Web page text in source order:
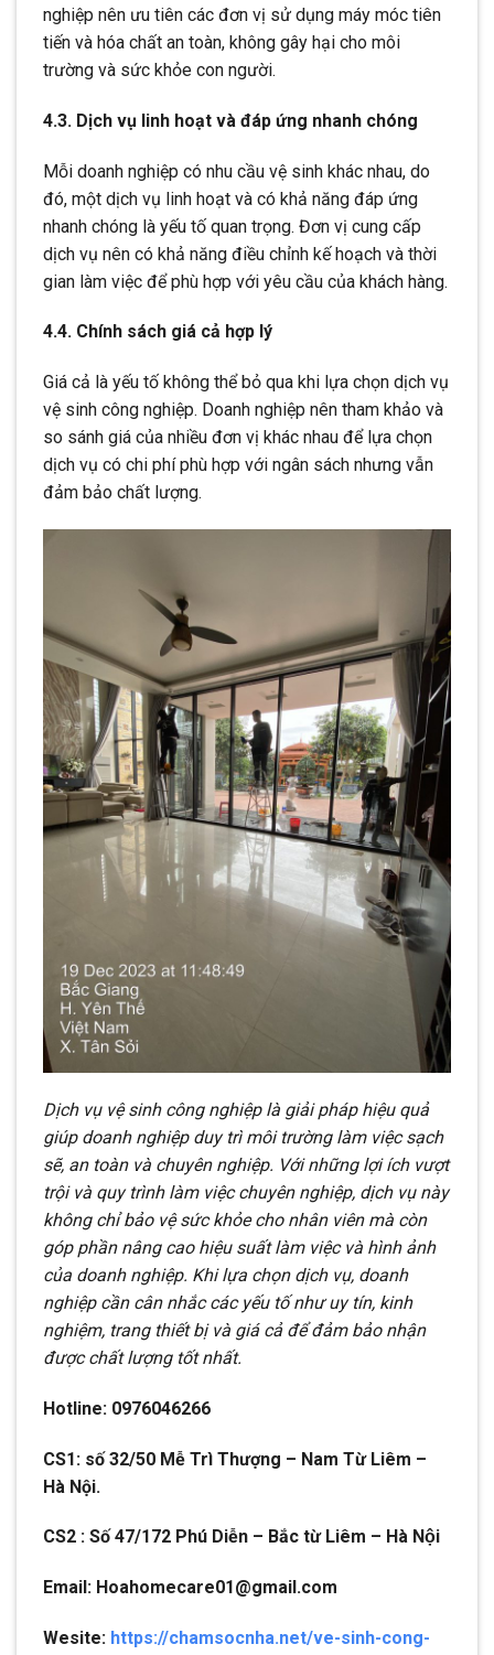
nghiệp nên ưu tiên các đơn vị sử dụng máy móc tiên
tiến và hóa chất an toàn, không gây hại cho môi
trường và sức khỏe con người.
4.3. Dịch vụ linh hoạt và đáp ứng nhanh chóng
Mỗi doanh nghiệp có nhu cầu vệ sinh khác nhau, do
đó, một dịch vụ linh hoạt và có khả năng đáp ứng
nhanh chóng là yếu tố quan trọng. Đơn vị cung cấp
dịch vụ nên có khả năng điều chỉnh kế hoạch và thời
gian làm việc để phù hợp với yêu cầu của khách hàng.
4.4. Chính sách giá cả hợp lý
Giá cả là yếu tố không thể bỏ qua khi lựa chọn dịch vụ
vệ sinh công nghiệp. Doanh nghiệp nên tham khảo và
so sánh giá của nhiều đơn vị khác nhau để lựa chọn
dịch vụ có chi phí phù hợp với ngân sách nhưng vẫn
đảm bảo chất lượng.
Dịch vụ vệ sinh công nghiệp là giải pháp hiệu quả
giúp doanh nghiệp duy trì môi trường làm việc sạch
sẽ, an toàn và chuyên nghiệp. Với những lợi ích vượt
trội và quy trình làm việc chuyên nghiệp, dịch vụ này
không chỉ bảo vệ sức khỏe cho nhân viên mà còn
góp phần nâng cao hiệu suất làm việc và hình ảnh
của doanh nghiệp. Khi lựa chọn dịch vụ, doanh
nghiệp cần cân nhắc các yếu tố như uy tín, kinh
nghiệm, trang thiết bị và giá cả để đảm bảo nhận
được chất lượng tốt nhất.
Hotline: 0976046266
CS1: số 32/50 Mễ Trì Thượng – Nam Từ Liêm –
Hà Nội.
CS2 : Số 47/172 Phú Diễn – Bắc từ Liêm – Hà Nội
Email: Hoahomecare01@gmail.com
Wesite: https://chamsocnha.net/ve-sinh-cong-